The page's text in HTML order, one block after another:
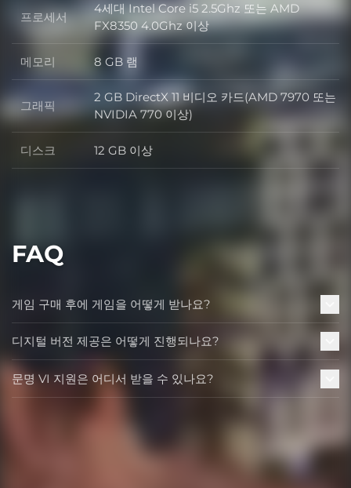
프로세서 프로세서
4세대 Intel Core i5 2.5Ghz 또는 AMD
FX8350 4.0Ghz 이상
메모리 메모리
8 GB 램
그래픽 그래픽
2 GB DirectX 11 비디오 카드(AMD 7970 또는
NVIDIA 770 이상)
디스크 디스크
12 GB 이상
FAQ
게임 구매 후에 게임을 어떻게 받나요?
디지털 버전 제공은 어떻게 진행되나요?
문명 VI 지원은 어디서 받을 수 있나요?